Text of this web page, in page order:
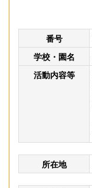
番号
学校・園名
活動内容等
所在地